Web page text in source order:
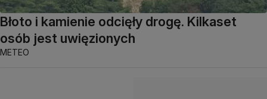
Błoto i kamienie odcięły drogę. Kilkaset
osób jest uwięzionych
METEO